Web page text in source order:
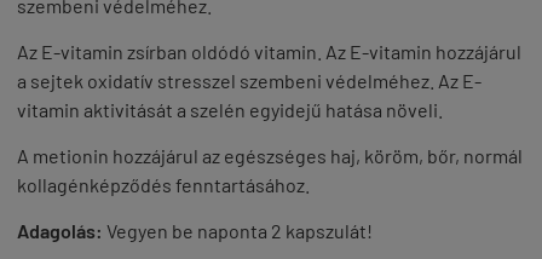
szembeni védelméhez.
Az E-vitamin zsírban oldódó vitamin. Az E-vitamin hozzájárul
a sejtek oxidatív stresszel szembeni védelméhez. Az E-
vitamin aktivitását a szelén egyidejű hatása növeli.
A metionin hozzájárul az egészséges haj, köröm, bőr, normál
kollagénképződés fenntartásához.
Adagolás: Vegyen be naponta 2 kapszulát!